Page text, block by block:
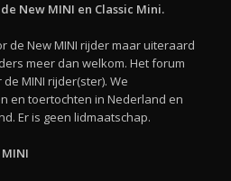
New MINI en Classic Mini.
de New MINI rijder maar uiteraard
meer dan welkom. Het forum
MINI rijder(ster). We
en toertochten in Nederland en
Er is geen lidmaatschap.
MINI